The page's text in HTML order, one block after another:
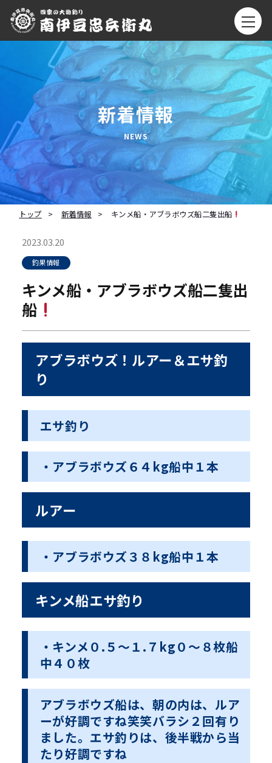
新着情報
トップ 新着情報 キンメ船・アブラボウズ船二隻出船
2023.03.20
釣果情報
キンメ船・アブラボウズ船二隻出
船
アブラボウズ！ルアー＆エサ釣
り
エサ釣り
・アブラボウズ６４kg船中１本
ルアー
・アブラボウズ３８kg船中１本
キンメ船エサ釣り
・キンメ０.５〜１.７kg０〜８枚船
中４０枚
アブラボウズ船は、朝の内は、ルア
ーが好調ですね笑笑バラシ２回有り
ました。エサ釣りは、後半戦から当
たり好調ですね